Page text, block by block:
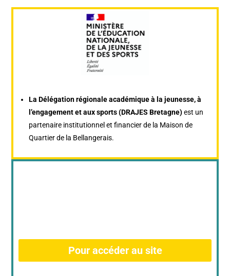
La Délégation régionale académique à la jeunesse, à
l’engagement et aux sports (DRAJES Bretagne)est un
partenaire institutionnel et financier de la Maison de
Quartier de la Bellangerais.
Pour accéder au site